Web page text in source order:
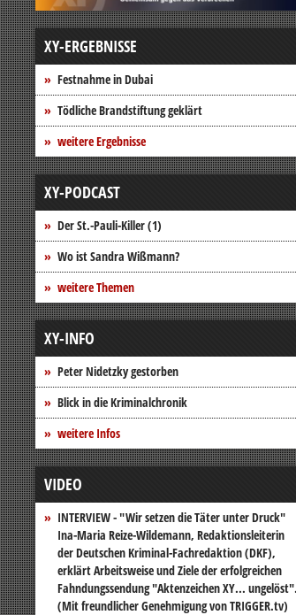
XY-ERGEBNISSE
Festnahme in Dubai
Tödliche Brandstiftung geklärt
weitere Ergebnisse
XY-PODCAST
Der St.-Pauli-Killer (1)
Wo ist Sandra Wißmann?
weitere Themen
XY-INFO
Peter Nidetzky gestorben
Blick in die Kriminalchronik
weitere Infos
VIDEO
INTERVIEW - "Wir setzen die Täter unter Druck"
Ina-Maria Reize-Wildemann, Redaktionsleiterin
der Deutschen Kriminal-Fachredaktion (DKF),
erklärt Arbeitsweise und Ziele der erfolgreichen
Fahndungssendung "Aktenzeichen XY... ungelöst".
(Mit freundlicher Genehmigung von TRIGGER.tv)